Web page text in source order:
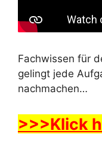
Fachwissen für
gelingt jede
nachmachen…
>>>Klick